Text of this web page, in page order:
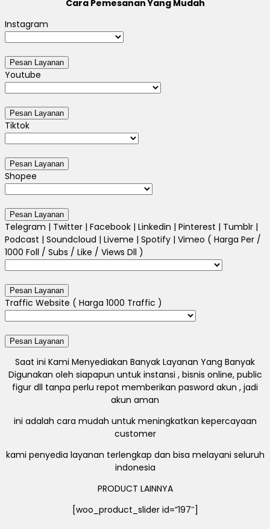
Cara Pemesanan Yang Mudah
Instagram
Youtube
Tiktok
Shopee
Telegram | Twitter | Facebook | Linkedin | Pinterest | Tumblr |
Podcast | Soundcloud | Liveme | Spotify | Vimeo ( Harga Per /
1000 Foll / Subs / Like / Views Dll )
Traffic Website ( Harga 1000 Traffic )
Saat ini Kami Menyediakan Banyak Layanan Yang Banyak
Digunakan oleh siapapun untuk instansi , bisnis online, public
figur dll tanpa perlu repot memberikan pasword akun , jadi
akun aman
ini adalah cara mudah untuk meningkatkan kepercayaan
customer
kami penyedia layanan terlengkap dan bisa melayani seluruh
indonesia
PRODUCT LAINNYA
[woo_product_slider id=”197″]